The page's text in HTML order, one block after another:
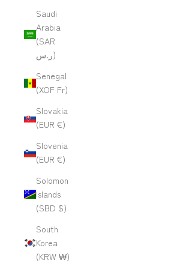
Saudi
Arabia
(SAR
ر.س)
Senegal
(XOF Fr)
Slovakia
(EUR €)
Slovenia
(EUR €)
Solomon
Islands
(SBD $)
South
Korea
(KRW ₩)